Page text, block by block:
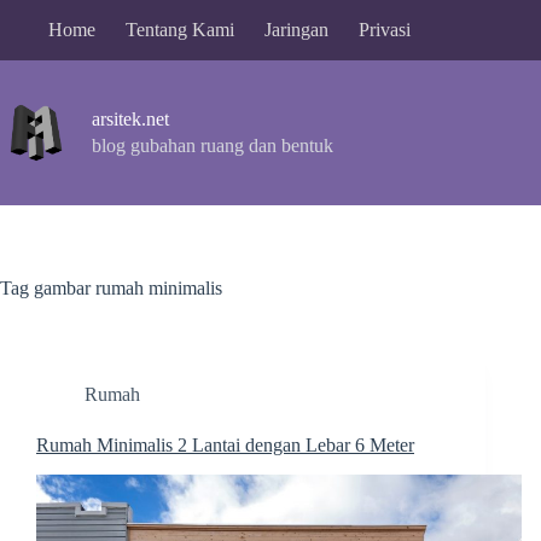
Home Tentang Kami Jaringan Privasi
arsitek.net
blog gubahan ruang dan bentuk
Tag gambar rumah minimalis
Rumah
Rumah Minimalis 2 Lantai dengan Lebar 6 Meter